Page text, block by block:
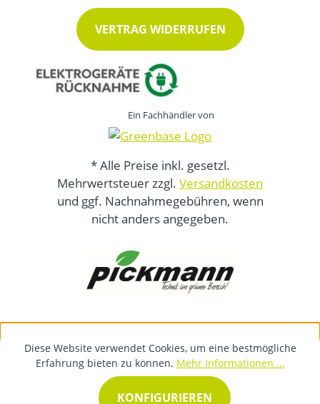
VERTRAG WIDERRUFEN
Ein Fachhändler von
* Alle Preise inkl. gesetzl.
Mehrwertsteuer zzgl. Versandkosten
und ggf. Nachnahmegebühren, wenn
nicht anders angegeben.
Diese Website verwendet Cookies, um eine bestmögliche
Erfahrung bieten zu können. Mehr Informationen ...
KONFIGURIEREN